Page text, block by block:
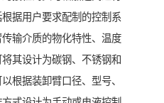
据用户要求配制的控制系
输介质的物化特性、温度
其设计为碳钢、不锈钢和
根据装卸臂口径、型号、